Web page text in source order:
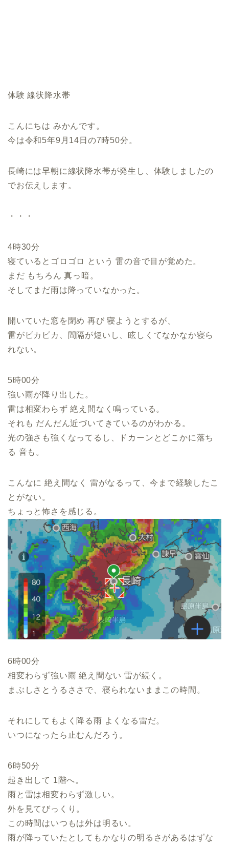
体験 線状降水帯
こんにちは みかんです。
今は令和5年9月14日の7時50分。
長崎には早朝に線状降水帯が発生し、体験しましたの
でお伝えします。
・・・
4時30分
寝ているとゴロゴロ という 雷の音で目が覚めた。
まだ もちろん 真っ暗。
そしてまだ雨は降っていなかった。
開いていた窓を閉め 再び 寝ようとするが、
雷がピカピカ、間隔が短いし、眩しくてなかなか寝ら
れない。
5時00分
強い雨が降り出した。
雷は相変わらず 絶え間なく鳴っている。
それも だんだん近づいてきているのがわかる。
光の強さも強くなってるし、ドカーンとどこかに落ち
る 音も。
こんなに 絶え間なく 雷がなるって、今まで経験したこ
とがない。
ちょっと怖さを感じる。
6時00分
相変わらず強い雨 絶え間ない 雷が続く。
まぶしさとうるささで、寝られないままこの時間。
それにしてもよく降る雨 よくなる雷だ。
いつになったら止むんだろう。
6時50分
起き出して 1階へ。
雨と雷は相変わらず激しい。
外を見てびっくり。
この時間はいつもは外は明るい。
雨が降っていたとしてもかなりの明るさがあるはずな